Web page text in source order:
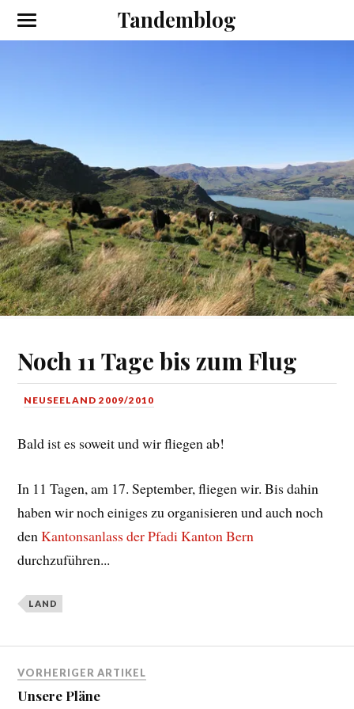
Tandemblog
Noch 11 Tage bis zum Flug
NEUSEELAND 2009/2010
Bald ist es soweit und wir fliegen ab!
In 11 Tagen, am 17. September, fliegen wir. Bis dahin
haben wir noch einiges zu organisieren und auch noch
denKantonsanlass der Pfadi Kanton Bern
durchzuführen...
LAND
VORHERIGER ARTIKEL
Unsere Pläne